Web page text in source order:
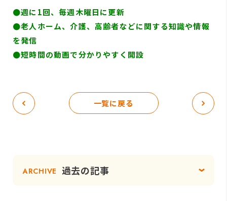
●週に1回、毎週木曜日に更新
●老人ホーム、介護、高齢者などに関する知識や情報
を発信
●短時間の動画で分かりやすく開設
一覧に戻る
ARCHIVE 過去の記事